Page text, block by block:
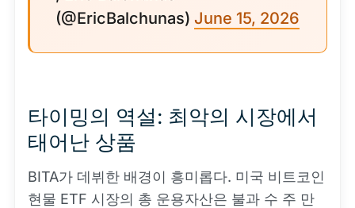
(@EricBalchunas) June 15, 2026
타이밍의 역설: 최악의 시장에서
태어난 상품
BITA가 데뷔한 배경이 흥미롭다. 미국 비트코인
현물 ETF 시장의 총 운용자산은 불과 수 주 만